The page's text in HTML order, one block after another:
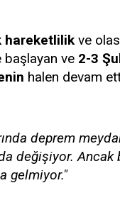
hareketlilikve
başlayan ve 2-3
halen devam
deprem
değişiyor. Ancak
gelmiyor."